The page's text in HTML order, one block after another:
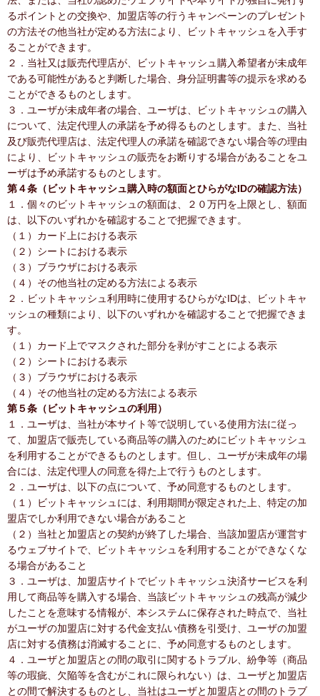
るポイントとの交換や、加盟店等の行うキャンペーンのプレゼント
の方法その他当社が定める方法により、ビットキャッシュを入手す
ることができます。
２．当社又は販売代理店が、ビットキャッシュ購入希望者が未成年
である可能性があると判断した場合、身分証明書等の提示を求める
ことができるものとします。
３．ユーザが未成年者の場合、ユーザは、ビットキャッシュの購入
について、法定代理人の承諾を予め得るものとします。また、当社
及び販売代理店は、法定代理人の承諾を確認できない場合等の理由
により、ビットキャッシュの販売をお断りする場合があることをユ
ーザは予め承諾するものとします。
第４条（ビットキャッシュ購入時の額面とひらがなIDの確認方法）
１．個々のビットキャッシュの額面は、２０万円を上限とし、額面
は、以下のいずれかを確認することで把握できます。
（１）カード上における表示
（２）シートにおける表示
（３）ブラウザにおける表示
（４）その他当社の定める方法による表示
２．ビットキャッシュ利用時に使用するひらがなIDは、ビットキャ
ッシュの種類により、以下のいずれかを確認することで把握できま
す。
（１）カード上でマスクされた部分を剥がすことによる表示
（２）シートにおける表示
（３）ブラウザにおける表示
（４）その他当社の定める方法による表示
第５条（ビットキャッシュの利用）
１．ユーザは、当社が本サイト等で説明している使用方法に従っ
て、加盟店で販売している商品等の購入のためにビットキャッシュ
を利用することができるものとします。但し、ユーザが未成年の場
合には、法定代理人の同意を得た上で行うものとします。
２．ユーザは、以下の点について、予め同意するものとします。
（１）ビットキャッシュには、利用期間が限定された上、特定の加
盟店でしか利用できない場合があること
（２）当社と加盟店との契約が終了した場合、当該加盟店が運営す
るウェブサイトで、ビットキャッシュを利用することができなくな
る場合があること
３．ユーザは、加盟店サイトでビットキャッシュ決済サービスを利
用して商品等を購入する場合、当該ビットキャッシュの残高が減少
したことを意味する情報が、本システムに保存された時点で、当社
がユーザの加盟店に対する代金支払い債務を引受け、ユーザの加盟
店に対する債務は消滅することに、予め同意するものとします。
４．ユーザと加盟店との間の取引に関するトラブル、紛争等（商品
等の瑕疵、欠陥等を含むがこれに限られない）は、ユーザと加盟店
との間で解決するものとし、当社はユーザと加盟店との間のトラブ